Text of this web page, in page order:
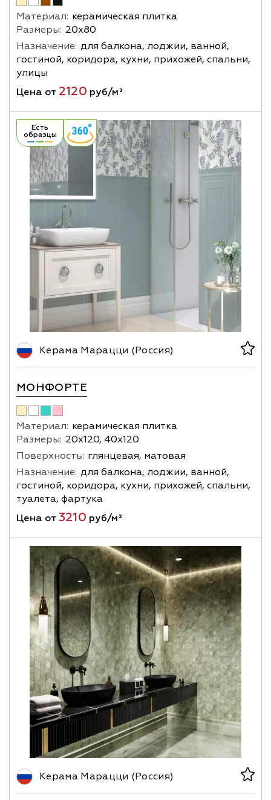
Материал: керамическая плитка
Размеры: 20х80
Назначение: для балкона, лоджии, ванной,
гостиной, коридора, кухни, прихожей, спальни,
улицы
Цена от 2120 руб/м²
Есть
образцы
Керама Марацци (Россия)
МОНФОРТЕ
Материал: керамическая плитка
Размеры: 20х120, 40х120
Поверхность: глянцевая, матовая
Назначение: для балкона, лоджии, ванной,
гостиной, коридора, кухни, прихожей, спальни,
туалета, фартука
Цена от 3210 руб/м²
Керама Марацци (Россия)